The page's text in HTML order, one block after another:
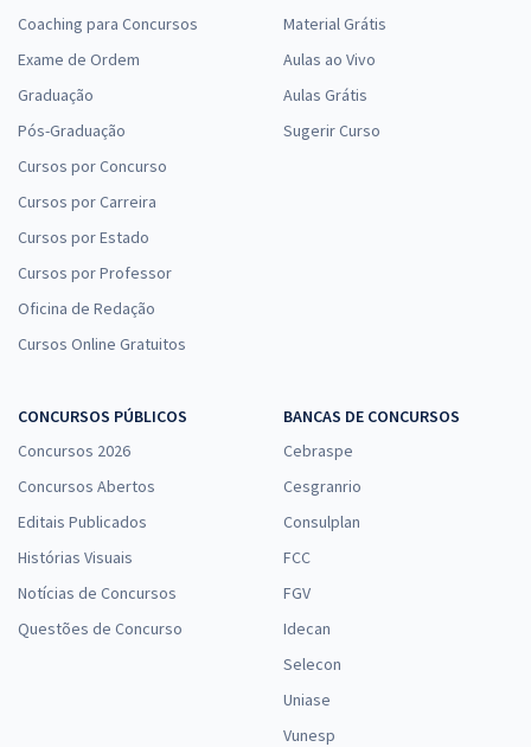
Coaching para Concursos
Exame de Ordem
Graduação
Pós-Graduação
Cursos por Concurso
Cursos por Carreira
Cursos por Estado
Cursos por Professor
Oficina de Redação
Cursos Online Gratuitos
Material Grátis
Aulas ao Vivo
Aulas Grátis
Sugerir Curso
CONCURSOS PÚBLICOS
Concursos 2026
Concursos Abertos
Editais Publicados
Histórias Visuais
Notícias de Concursos
Questões de Concurso
BANCAS DE CONCURSOS
Cebraspe
Cesgranrio
Consulplan
FCC
FGV
Idecan
Selecon
Uniase
Vunesp